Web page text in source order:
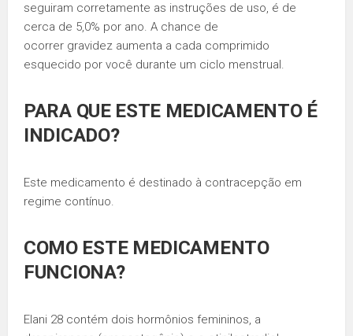
seguiram corretamente as instruções de uso, é de
cerca de 5,0% por ano. A chance de
ocorrer gravidez aumenta a cada comprimido
esquecido por você durante um ciclo menstrual.
PARA QUE ESTE MEDICAMENTO É
INDICADO?
Este medicamento é destinado à contracepção em
regime contínuo.
COMO ESTE MEDICAMENTO
FUNCIONA?
Elani 28 contém dois hormônios femininos, a